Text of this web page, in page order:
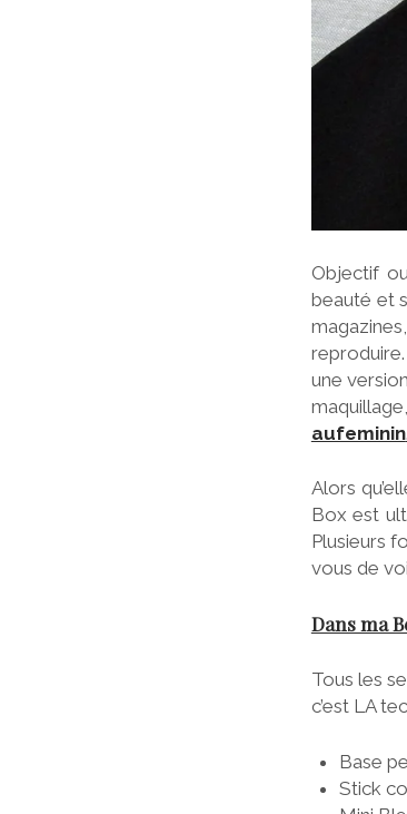
Objectif
beauté et
une
aufeminin.
Alors
Box est
Plusieurs
vous de
Dans ma
Tous les
c’est LA
Base
Stick